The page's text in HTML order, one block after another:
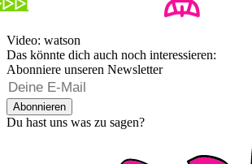
Video: watson
Das könnte dich auch noch interessieren:
Abonniere unseren Newsletter
Abonnieren
Du hast uns was zu sagen?